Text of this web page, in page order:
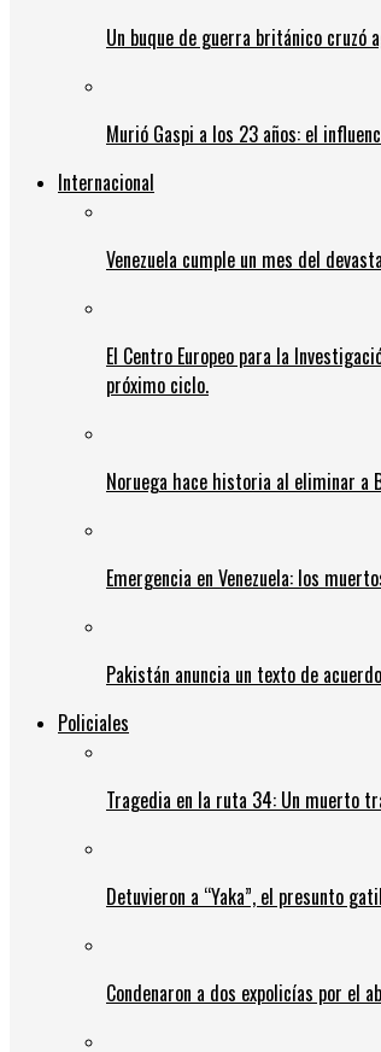
Un buque de guerra británico cruzó
Murió Gaspi a los 23 años: el
Internacional
Venezuela cumple un mes del
El Centro Europeo para la
próximo ciclo.
Noruega hace historia al eliminar a
Emergencia en Venezuela: los
Pakistán anuncia un texto de
Policiales
Tragedia en la ruta 34: Un muerto
Detuvieron a “Yaka”, el presunto
Condenaron a dos expolicías por el